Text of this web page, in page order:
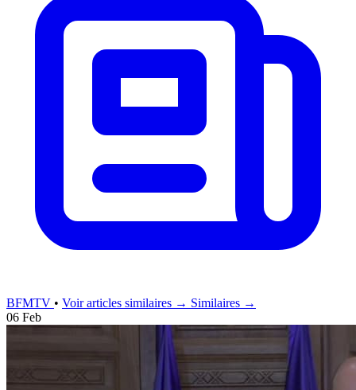
BFMTV • Voir articles similaires → Similaires →
06 Feb